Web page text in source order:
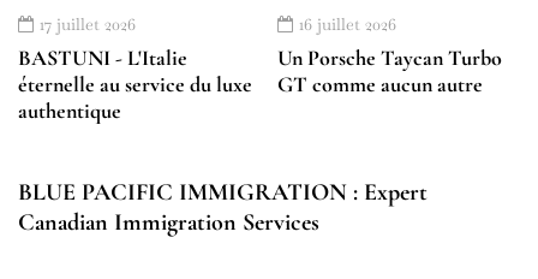
17 juillet 2026
BASTUNI - L'Italie
éternelle au service du luxe
authentique
16 juillet 2026
Un Porsche Taycan Turbo
GT comme aucun autre
BLUE PACIFIC IMMIGRATION : Expert
Canadian Immigration Services